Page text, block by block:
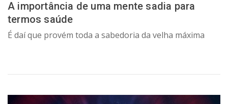
A importância de uma mente sadia para
termos saúde
É daí que provém toda a sabedoria da velha máxima